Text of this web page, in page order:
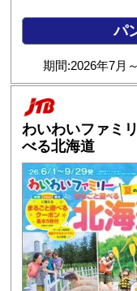
パ
期間:2026年7月～
わいわいファミ
べる北海道